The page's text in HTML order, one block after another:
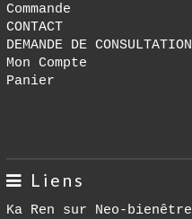
Commande
CONTACT
DEMANDE DE CONSULTATION
Mon Compte
Panier
Liens
Ka Ren sur Neo-bienêtre